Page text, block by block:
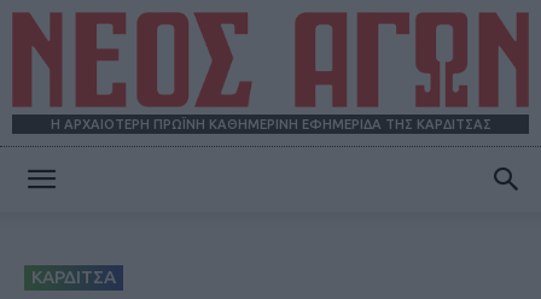
Η ΑΡΧΑΙΟΤΕΡΗ ΠΡΩΪΝΗ ΚΑΘΗΜΕΡΙΝΗ ΕΦΗΜΕΡΙΔΑ ΤΗΣ ΚΑΡΔΙΤΣΑΣ
ΚΑΡΔΙΤΣΑ